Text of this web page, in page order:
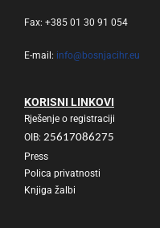
Fax: +385 01 30 91 054
E-mail: info@bosnjacihr.eu
KORISNI LINKOVI
Rješenje o registraciji
OIB: 25617086275
Press
Polica privatnosti
Knjiga žalbi